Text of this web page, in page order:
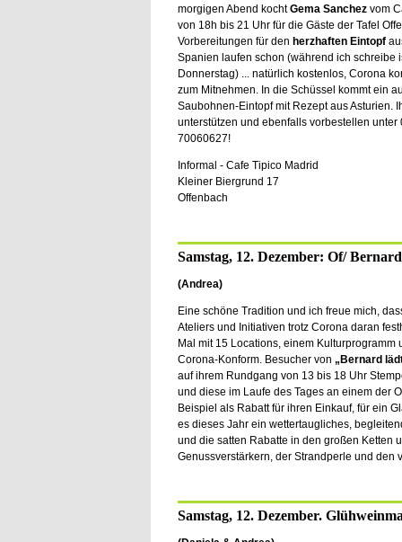
morgigen Abend kochtGema Sanchezvom
von 18h bis 21 Uhr für die Gäste der Tafel
Vorbereitungen für den herzhaften Eintopf
Spanien laufen schon (während ich schreibe
Donnerstag) ... natürlich kostenlos, Corona
zum Mitnehmen. In die Schüssel kommt ein
Saubohnen-Eintopf mit Rezept aus Asturien.
unterstützen und ebenfalls vorbestellen unter
70060627!
Informal - Cafe Tipico Madrid
Kleiner Biergrund 17
Offenbach
Samstag, 12. Dezember: Of/
(Andrea)
Eine schöne Tradition und ich freue mich,
Ateliers und Initiativen trotz Corona daran
Mal mit 15 Locations, einem Kulturprogramm
Corona-Konform. Besucher von „Bernard
auf ihrem Rundgang von 13 bis 18 Uhr
und diese im Laufe des Tages an einem der
Beispiel als Rabatt für ihren Einkauf, für ein
es dieses Jahr ein wettertaugliches,
und die satten Rabatte in den großen Ketten
Genussverstärkern, der Strandperle und
Samstag, 12. Dezember.